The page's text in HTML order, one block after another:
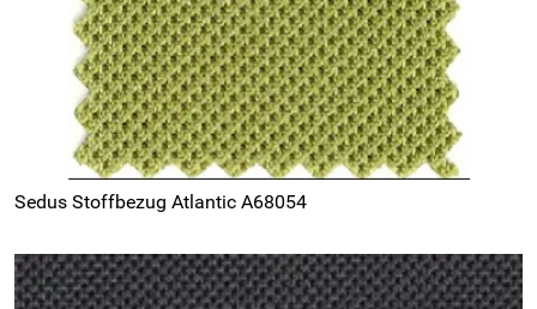
Sedus Stoffbezug Atlantic A68054